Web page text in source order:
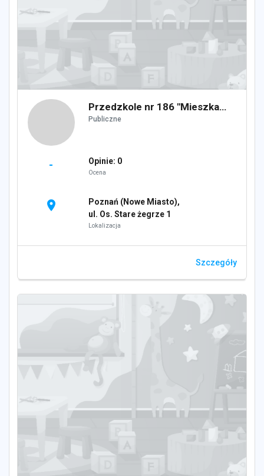
Przedzkole nr 186 "Mieszkańcy Łąki"
Publiczne
- Opinie: 0
Ocena
location_on
Poznań (Nowe Miasto),
ul. Os. Stare żegrze 1
Lokalizacja
Szczegóły